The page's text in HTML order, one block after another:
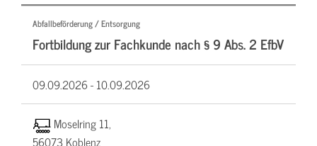
Abfallbeförderung / Entsorgung
Fortbildung zur Fachkunde nach § 9 Abs. 2 EfbV
09.09.2026 -10.09.2026
Moselring 11,
56073 Koblenz